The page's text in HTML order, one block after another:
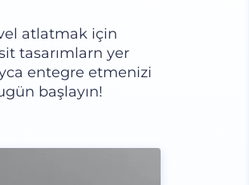
atlatmak için
tasarımlarn yer
entegre etmenizi
başlayın!